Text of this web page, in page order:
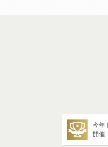
今年
開催